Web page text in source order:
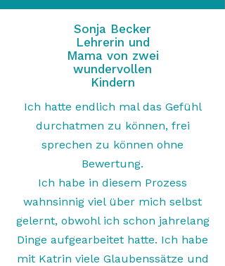
Sonja Becker
Lehrerin und
Mama von zwei
wundervollen
Kindern
Ich hatte endlich mal das Gefühl
durchatmen zu können, frei
sprechen zu können ohne
Bewertung.
Ich habe in diesem Prozess
wahnsinnig viel über mich selbst
gelernt, obwohl ich schon jahrelang
Dinge aufgearbeitet hatte. Ich habe
mit Katrin viele Glaubenssätze und